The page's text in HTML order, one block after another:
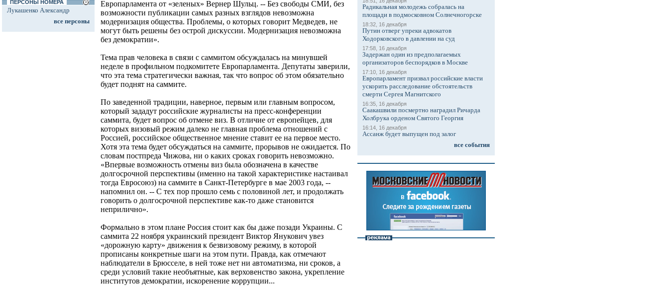
ПЕРСОНЫ НОМЕРА
Лукашенко Александр
все персоны
Европарламента от «зеленых» Вернер Шульц. -- Без свободы СМИ, без
возможности публикации самых разных взглядов невозможна
модернизация общества. Проблемы, о которых говорит Медведев, не
могут быть решены без острой дискуссии. Модернизация невозможна
без демократии».
Тема прав человека в связи с саммитом обсуждалась на минувшей
неделе в профильном подкомитете Европарламента. Депутаты заверили,
что эта тема стратегически важная, так что вопрос об этом обязательно
будет поднят на саммите.
По заведенной традиции, наверное, первым или главным вопросом,
который зададут российские журналисты на пресс-конференции
саммита, будет вопрос об отмене виз. В отличие от европейцев, для
которых визовый режим далеко не главная проблема отношений с
Россией, российское общественное мнение ставит ее на первое место.
Хотя эта тема будет обсуждаться на саммите, прорывов не ожидается. По
словам постпреда Чижова, ни о каких сроках говорить невозможно.
«Впервые возможность отмены виз была обозначена в качестве
долгосрочной перспективы (именно на такой характеристике настаивал
тогда Евросоюз) на саммите в Санкт-Петербурге в мае 2003 года, --
напомнил он. -- С тех пор прошло семь с половиной лет, и продолжать
говорить о долгосрочной перспективе как-то даже становится
неприлично».
Формально в этом плане Россия стоит как бы даже позади Украины. С
саммита 22 ноября украинский президент Виктор Янукович увез
«дорожную карту» движения к безвизовому режиму, в которой
прописаны конкретные шаги на этом пути. Правда, как отмечают
наблюдатели в Брюсселе, в ней тоже нет ни автоматизма, ни сроков, а
среди условий такие необъятные, как верховенство закона, укрепление
институтов демократии, искоренение коррупции...
Радикальная молодежь собралась на
площади в подмосковном Солнечногорске
18:32, 16 декабря
Путин отверг упреки адвокатов
Ходорковского в давлении на суд
17:58, 16 декабря
Задержан один из предполагаемых
организаторов беспорядков в Москве
17:10, 16 декабря
Европарламент призвал российские власти
ускорить расследование обстоятельств
смерти Сергея Магнитского
16:35, 16 декабря
Саакашвили посмертно наградил Ричарда
Холбрука орденом Святого Георгия
16:14, 16 декабря
Ассанж будет выпущен под залог
все события